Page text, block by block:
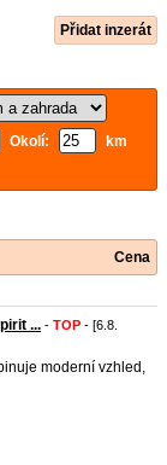
Přidat inzerát
Okolí:
km
Cena
... - TOP - [6.8.
moderní vzhled,